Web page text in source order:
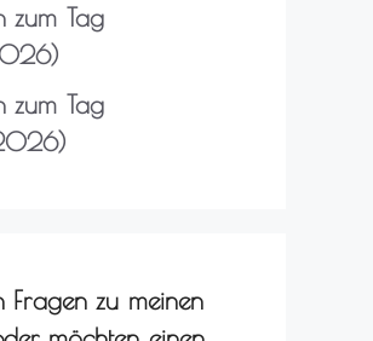
zum Tag
zum Tag
Fragen zu meinen